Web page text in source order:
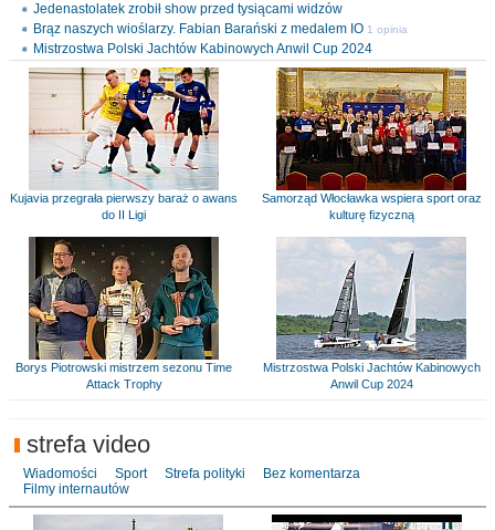
Jedenastolatek zrobił show przed tysiącami widzów
Brąz naszych wioślarzy. Fabian Barański z medalem IO 1 opinia
Mistrzostwa Polski Jachtów Kabinowych Anwil Cup 2024
Kujavia przegrała pierwszy baraż o awans
do II Ligi
Samorząd Włocławka wspiera sport oraz
kulturę fizyczną
Borys Piotrowski mistrzem sezonu Time
Attack Trophy
Mistrzostwa Polski Jachtów Kabinowych
Anwil Cup 2024
strefa video
Wiadomości Sport Strefa polityki
Bez komentarza
Filmy internautów